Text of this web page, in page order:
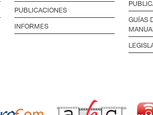
PUBLICACIONES
INFORMES
GUÍAS